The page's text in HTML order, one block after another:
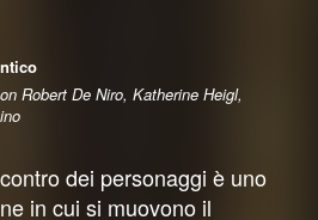
Robert De Niro, Katherine Heigl,
dei personaggi è uno
in cui si muovono il